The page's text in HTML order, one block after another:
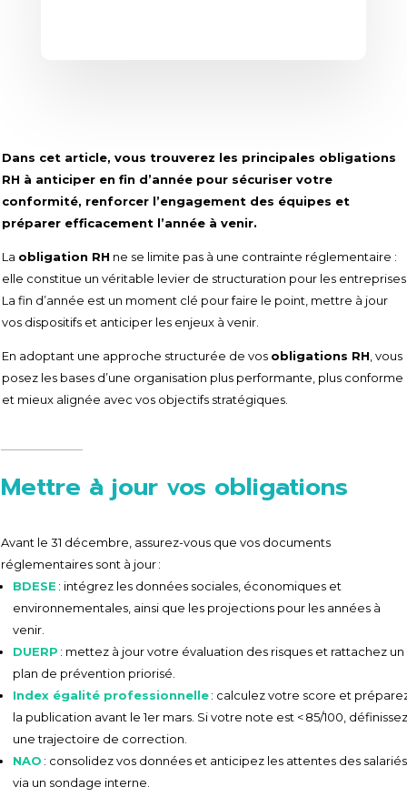
Dans cet article, vous trouverez les principales obligations
RH à anticiper en fin d’année pour sécuriser votre
conformité, renforcer l’engagement des équipes et
préparer efficacement l’année à venir.
La obligation RH ne se limite pas à une contrainte réglementaire :
elle constitue un véritable levier de structuration pour les
La fin d’année est un moment clé pour faire le point, mettre à jour
vos dispositifs et anticiper les enjeux à venir.
En adoptant une approche structurée de vos obligations RH , vous
posez les bases d’une organisation plus performante, plus conforme
et mieux alignée avec vos objectifs stratégiques.
Mettre à jour vos obligations
Avant le 31 décembre, assurez-vous que vos documents
réglementaires sont à jour :
BDESE : intégrez les données sociales, économiques et
environnementales, ainsi que les projections pour les années à
venir.
DUERP : mettez à jour votre évaluation des risques et rattachez un
plan de prévention priorisé.
Index égalité professionnelle: calculez votre score et
la publication avant le 1er mars. Si votre note est < 85/100, définissez
une trajectoire de correction.
NAO : consolidez vos données et anticipez les attentes des salariés
via un sondage interne.